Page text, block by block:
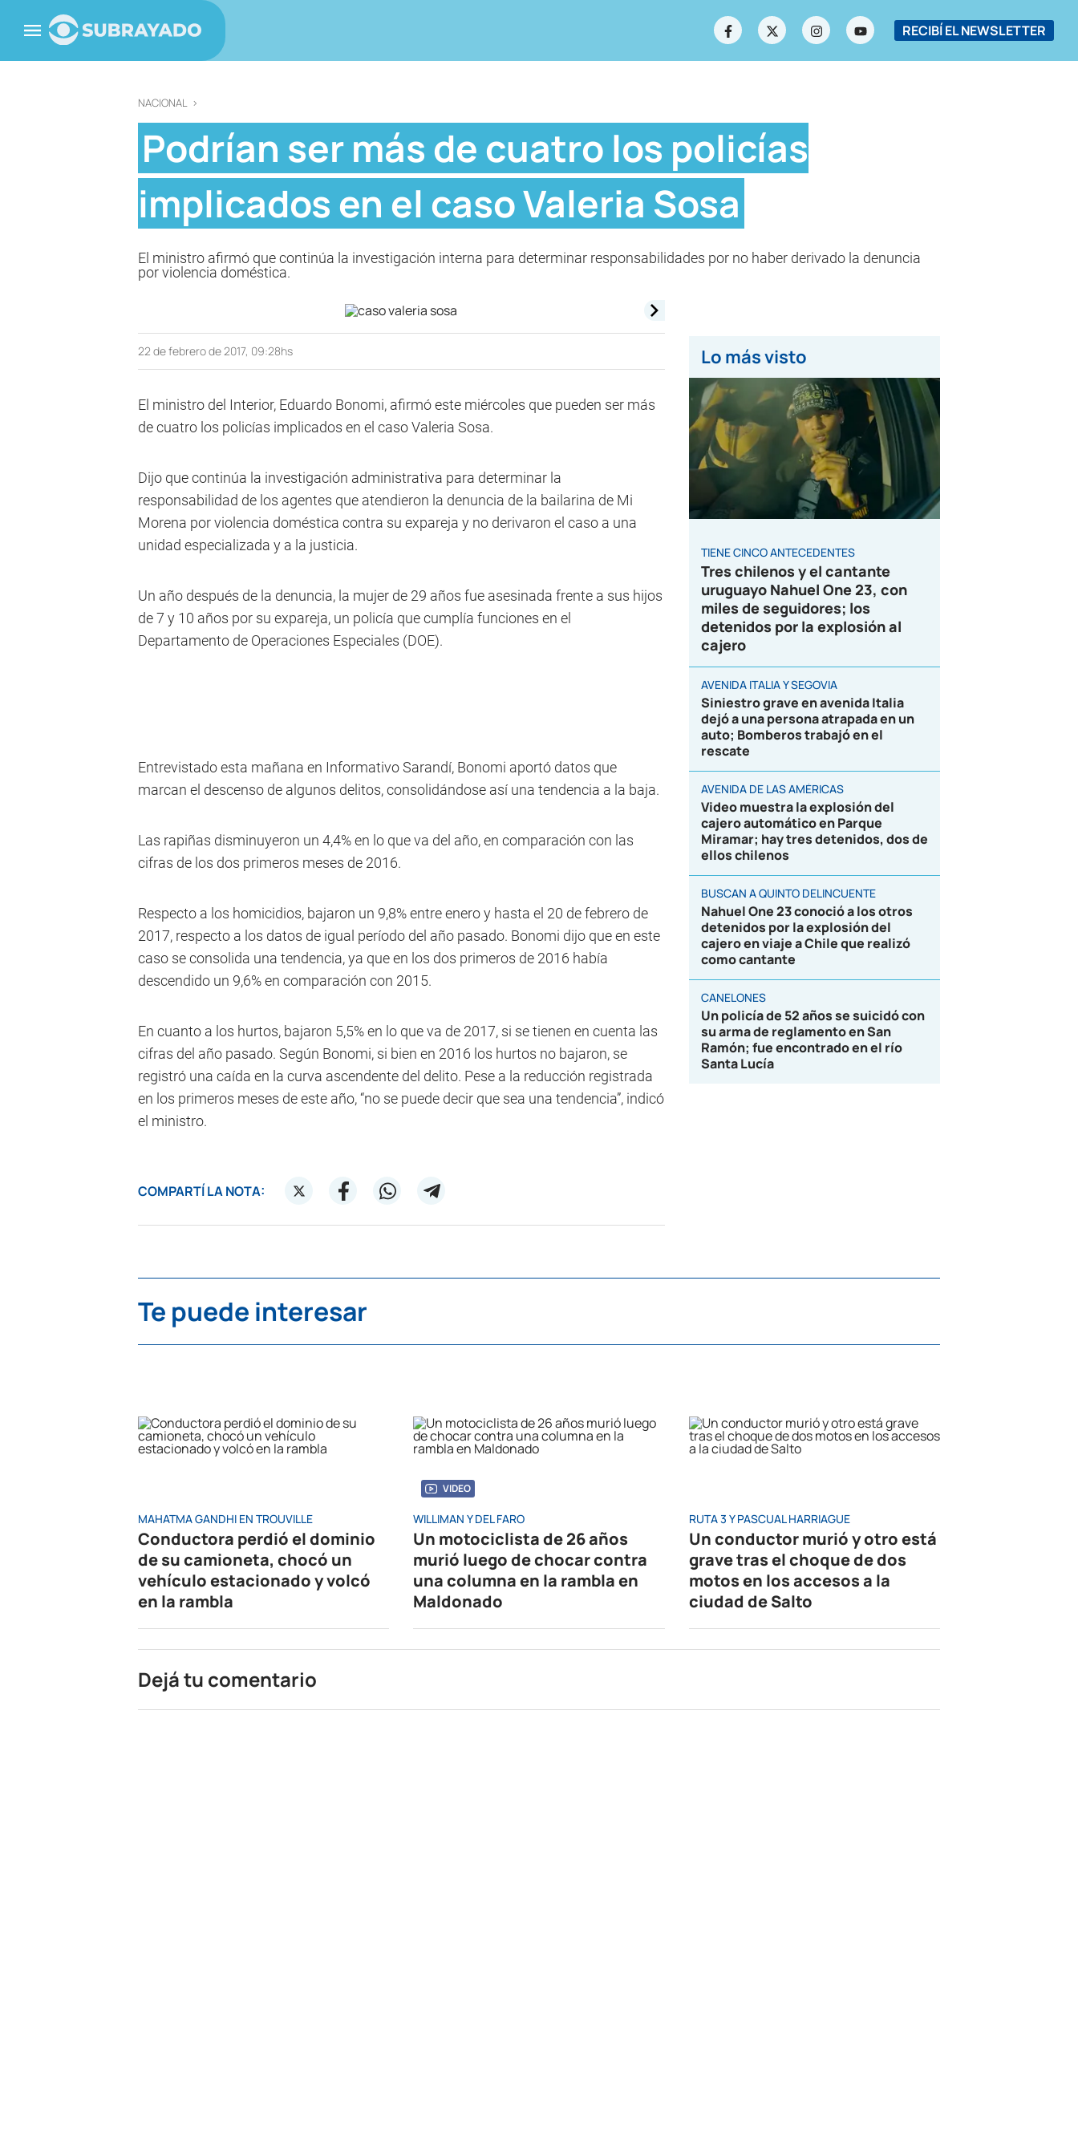
RECIBÍ EL NEWSLETTER
NACIONAL >
Podrían ser más de cuatro los policías
implicados en el caso Valeria Sosa
El ministro afirmó que continúa la investigación interna para determinar responsabilidades por no haber derivado la denuncia
por violencia doméstica.
22 de febrero de 2017, 09:28hs
El ministro del Interior, Eduardo Bonomi, afirmó este miércoles que pueden ser más
de cuatro los policías implicados en el caso Valeria Sosa.
Dijo que continúa la investigación administrativa para determinar la
responsabilidad de los agentes que atendieron la denuncia de la bailarina de Mi
Morena por violencia doméstica contra su expareja y no derivaron el caso a una
unidad especializada y a la justicia.
Un año después de la denuncia, la mujer de 29 años fue asesinada frente a sus hijos
de 7 y 10 años por su expareja, un policía que cumplía funciones en el
Departamento de Operaciones Especiales (DOE).
Entrevistado esta mañana en Informativo Sarandí, Bonomi aportó datos que
marcan el descenso de algunos delitos, consolidándose así una tendencia a la baja.
Las rapiñas disminuyeron un 4,4% en lo que va del año, en comparación con las
cifras de los dos primeros meses de 2016.
Respecto a los homicidios, bajaron un 9,8% entre enero y hasta el 20 de febrero de
2017, respecto a los datos de igual período del año pasado. Bonomi dijo que en este
caso se consolida una tendencia, ya que en los dos primeros de 2016 había
descendido un 9,6% en comparación con 2015.
En cuanto a los hurtos, bajaron 5,5% en lo que va de 2017, si se tienen en cuenta las
cifras del año pasado. Según Bonomi, si bien en 2016 los hurtos no bajaron, se
registró una caída en la curva ascendente del delito. Pese a la reducción registrada
en los primeros meses de este año, “no se puede decir que sea una tendencia”, indicó
el ministro.
COMPARTÍ LA NOTA:
Lo más visto
TIENE CINCO ANTECEDENTES
Tres chilenos y el cantante
uruguayo Nahuel One 23, con
miles de seguidores; los
detenidos por la explosión al
cajero
AVENIDA ITALIA Y SEGOVIA
Siniestro grave en avenida Italia
dejó a una persona atrapada en un
auto; Bomberos trabajó en el
rescate
AVENIDA DE LAS AMÉRICAS
Video muestra la explosión del
cajero automático en Parque
Miramar; hay tres detenidos, dos de
ellos chilenos
BUSCAN A QUINTO DELINCUENTE
Nahuel One 23 conoció a los otros
detenidos por la explosión del
cajero en viaje a Chile que realizó
como cantante
CANELONES
Un policía de 52 años se suicidó con
su arma de reglamento en San
Ramón; fue encontrado en el río
Santa Lucía
Te puede interesar
MAHATMA GANDHI EN TROUVILLE
Conductora perdió el dominio
de su camioneta, chocó un
vehículo estacionado y volcó
en la rambla
VIDEO
WILLIMAN Y DEL FARO
Un motociclista de 26 años
murió luego de chocar contra
una columna en la rambla en
Maldonado
RUTA 3 Y PASCUAL HARRIAGUE
Un conductor murió y otro está
grave tras el choque de dos
motos en los accesos a la
ciudad de Salto
Dejá tu comentario